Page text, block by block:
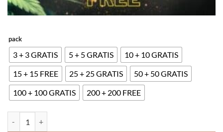
pack
3 + 3 GRATIS 5 + 5 GRATIS
10 + 10 GRATIS
15 + 15 FREE
25 + 25 GRATIS
50 + 50 GRATIS
100 + 100 GRATIS
200 + 200 FREE